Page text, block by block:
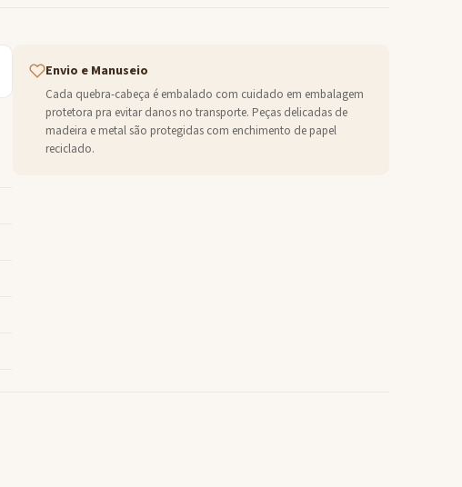
Envio e Manuseio
Cada quebra-cabeça é embalado com cuidado em embalagem
protetora pra evitar danos no transporte. Peças delicadas de
madeira e metal são protegidas com enchimento de papel
reciclado.